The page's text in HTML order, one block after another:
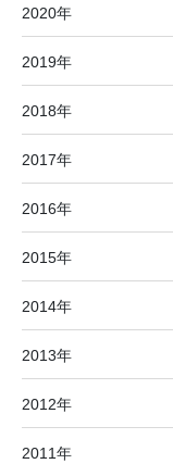
2020年
2019年
2018年
2017年
2016年
2015年
2014年
2013年
2012年
2011年